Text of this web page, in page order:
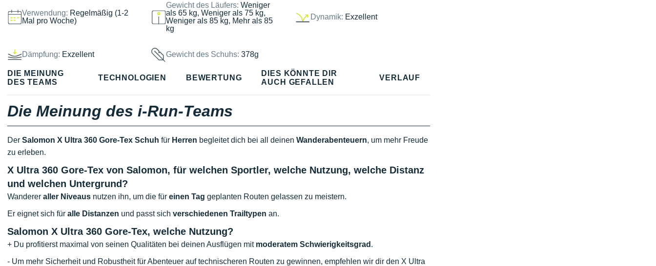
Verwendung: Regelmäßig (1-2
Mal pro Woche)
Gewicht des Läufers:Weniger
als 65 kg, Weniger als 75 kg,
Weniger als 85 kg, Mehr als 85
kg
Dynamik: Exzellent
Dämpfung: Exzellent Gewicht des Schuhs:378g
DIE MEINUNG
DES TEAMS
TECHNOLOGIEN BEWERTUNG
DIES KÖNNTE DIR
AUCH GEFALLEN
VERLAUF
Die Meinung des i-Run-Teams
Der Salomon X Ultra 360 Gore-Tex Schuh für Herren begleitet dich bei all deinen Wanderabenteuern, um mehr Freude
zu erleben.
X Ultra 360 Gore-Tex von Salomon, für welchen Sportler, welche Nutzung, welche Distanz
und welchen Untergrund?
Wanderer aller Niveaus nutzen ihn, um die für einen Tag geplanten Routen gelassen zu meistern.
Er eignet sich für alle Distanzen und passt sich verschiedenen Trailtypen an.
Salomon X Ultra 360 Gore-Tex, welche Nutzung?
+ Du profitierst maximal von seinen Qualitäten bei deinen Ausflügen mit moderatem Schwierigkeitsgrad .
- Um mehr Sicherheit und Robustheit für Abenteuer auf technischeren Routen zu gewinnen, empfehlen wir dir den X Ultra